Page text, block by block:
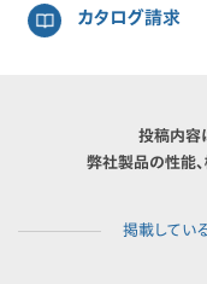
カタログ請求
投稿内容
弊社製品の性能